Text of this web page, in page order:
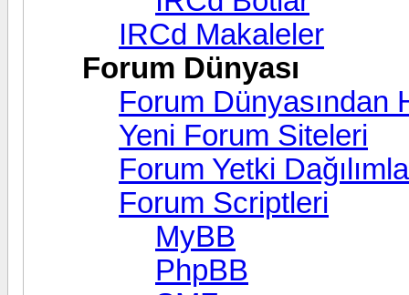
IRCd Makaleler
Forum Dünyası
Forum Dünyasından
Yeni Forum Siteleri
Forum Yetki
Forum Scriptleri
MyBB
PhpBB